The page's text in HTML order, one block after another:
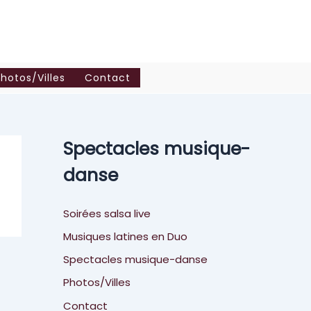
Villes Contact
Spectacles musique-
danse
Soirées salsa live
Musiques latines en Duo
Spectacles musique-danse
Photos/Villes
Contact